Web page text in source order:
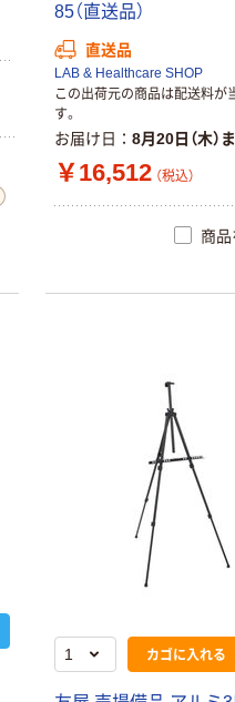
85（直送品）
直送品
LAB & Healthcare SHOP
この出荷元の商品は配送料が
す。
お届け日 8月20日（木）
￥16,512 （税込）
商
カゴに入れる